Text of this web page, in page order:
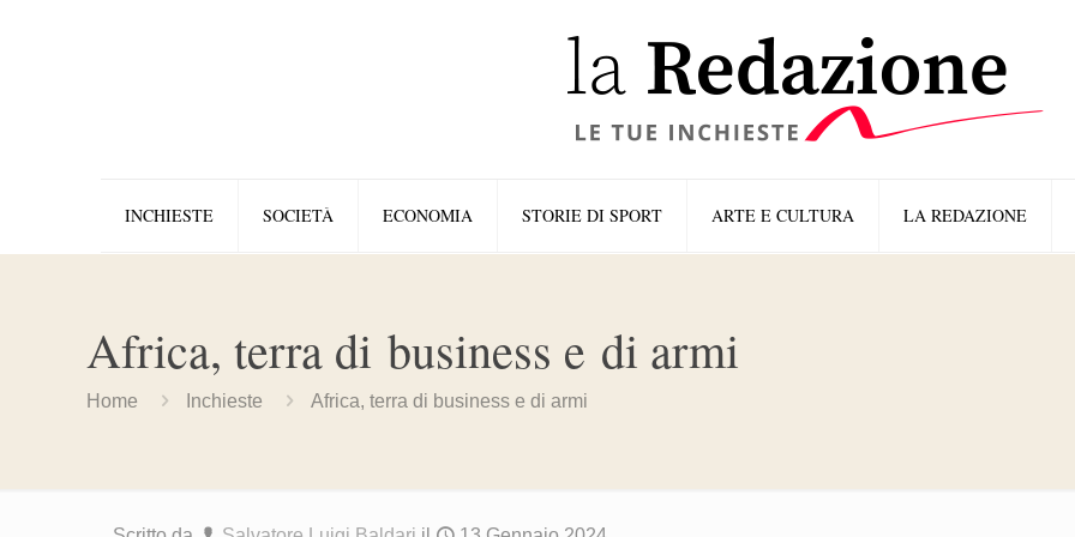
INCHIESTE SOCIETÀ ECONOMIA STORIE DI SPORT ARTE E CULTURA LA REDAZIONE
Africa, terra di business e di armi
Home Inchieste Africa, terra di business e di armi